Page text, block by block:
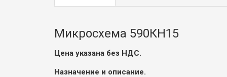
Микросхема 590КН15
Цена указана без НДС.
Назначение и описание.